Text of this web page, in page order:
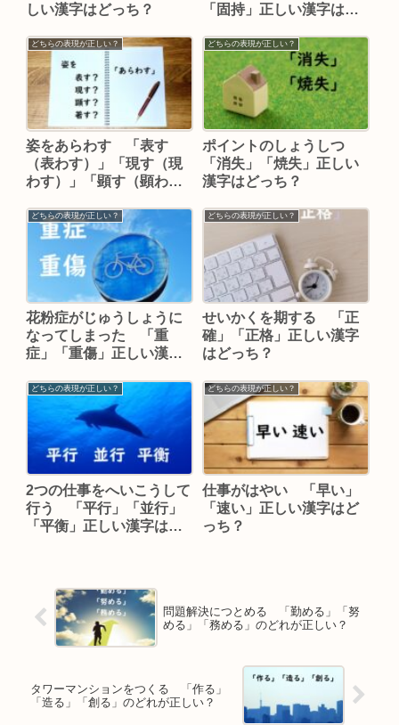
しい漢字はどっち？
「固持」正しい漢字はど
どちらの表現が正しい？
姿をあらわす 「表す
（表わす）」「現す（現
わす）」「顕す（顕わ
す）」のどれが正しい？
どちらの表現が正しい？
ポイントのしょうしつ
「消失」「焼失」正しい
漢字はどっち？
どちらの表現が正しい？
花粉症がじゅうしょうに
なってしまった 「重
症」「重傷」正しい漢字
どちらの表現が正しい？
せいかくを期する 「正
確」「正格」正しい漢字
はどっち？
どちらの表現が正しい？
2つの仕事をへいこうして
行う 「平行」「並行」
「平衡」正しい漢字はど
どちらの表現が正しい？
仕事がはやい 「早い」
「速い」正しい漢字はど
っち？
問題解決につとめる 「勤める」「努
める」「務める」のどれが正しい？
タワーマンションをつくる 「作る」
「造る」「創る」のどれが正しい？